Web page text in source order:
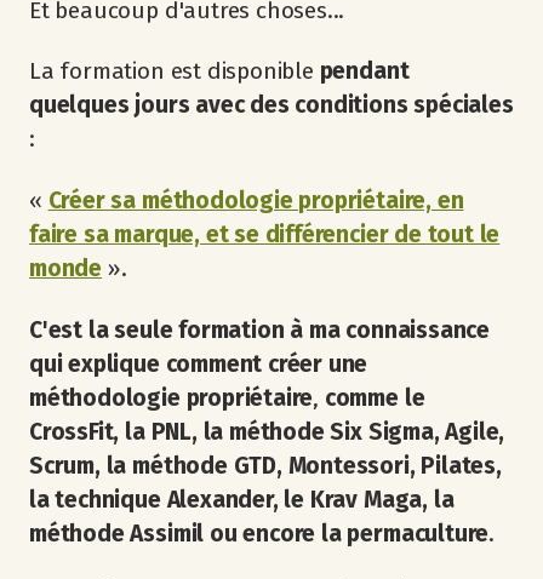
Et beaucoup d'autres choses...
La formation est disponible pendant
quelques jours avec des conditions spéciales
:
« Créer sa méthodologie propriétaire, en
faire sa marque, et se différencier de tout le
monde ».
C'est la seule formation à ma connaissance
qui explique comment créer une
méthodologie propriétaire, comme le
CrossFit, la PNL, la méthode Six Sigma, Agile,
Scrum, la méthode GTD, Montessori, Pilates,
la technique Alexander, le Krav Maga, la
méthode Assimil ou encore la permaculture.